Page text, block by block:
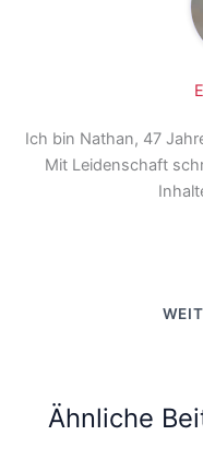
Ich bin Nathan, 47
Mit Leidenschaft
Ähnliche